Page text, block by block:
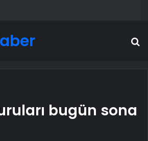
bugün sona